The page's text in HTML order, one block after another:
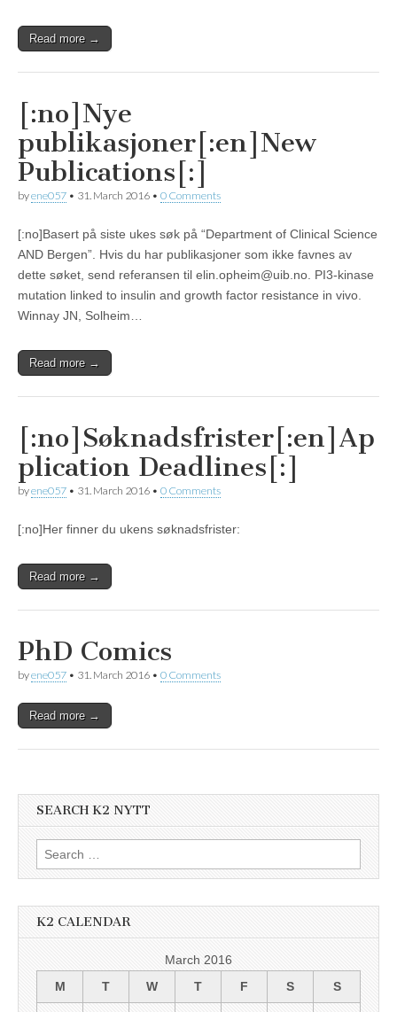
Read more →
[:no]Nye
publikasjoner[:en]New
Publications[:]
byene057 • 31. March 2016 • 0 Comments
[:no]Basert på siste ukes søk på “Department of Clinical Science
AND Bergen”. Hvis du har publikasjoner som ikke favnes av
dette søket, send referansen til elin.opheim@uib.no. PI3-kinase
mutation linked to insulin and growth factor resistance in vivo.
Winnay JN, Solheim…
Read more →
[:no]Søknadsfrister[:en]Ap
plication Deadlines[:]
byene057 • 31. March 2016 • 0 Comments
[:no]Her finner du ukens søknadsfrister:
Read more →
PhD Comics
byene057 • 31. March 2016 • 0 Comments
Read more →
SEARCH K2 NYTT
Search
for:
K2 CALENDAR
March 2016
M
T W T F S S